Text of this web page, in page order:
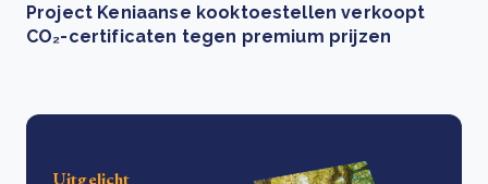
Project Keniaanse kooktoestellen verkoopt
CO₂-certificaten tegen premium prijzen
Uitgelicht